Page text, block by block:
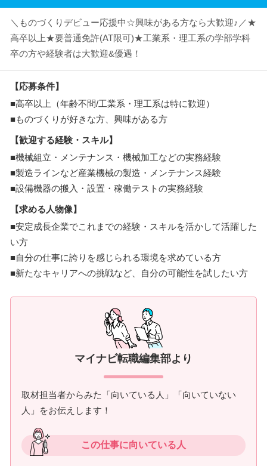
＼ものづくりデビュー応援中☆興味がある方なら大歓迎♪／★
高卒以上★要普通免許(AT限可)★工業系・理工系の学部学科
卒の方や経験者は大歓迎&優遇！
【応募条件】
■高卒以上（年齢不問/工業系・理工系は特に歓迎）
■ものづくりが好きな方、興味がある方
【歓迎する経験・スキル】
■機械組立・メンテナンス・機械加工などの実務経験
■製造ラインなど産業機械の製造・メンテナンス経験
■設備機器の搬入・設置・稼働テストの実務経験
【求める人物像】
■安定成長企業でこれまでの経験・スキルを活かして活躍した
い方
■自分の仕事に誇りを感じられる環境を求めている方
■新たなキャリアへの挑戦など、自分の可能性を試したい方
マイナビ転職編集部より
取材担当者からみた「向いている人」「向いていない
人」をお伝えします！
この仕事に向いている人